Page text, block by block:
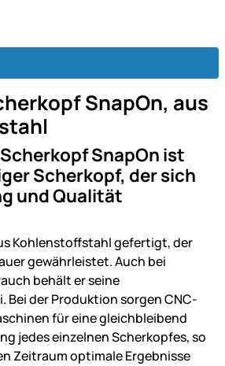
SnapOn, aus
SnapOn ist
Scherkopf, der sich
und Qualität
Kohlenstoffstahl gefertigt, der
gewährleistet. Auch bei
behält er seine
Bei der Produktion sorgen CNC-
für eine gleichbleibend
jedes einzelnen Scherkopfes, so
Zeitraum optimale Ergebnisse